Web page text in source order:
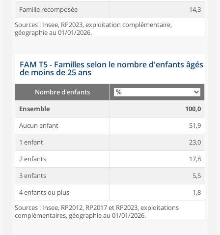
Famille recomposée
14,3
Sources : Insee, RP2023, exploitation complémentaire,
géographie au 01/01/2026.
FAM T5 - Familles selon le nombre d'enfants âgés
de moins de 25 ans
Nombre d'enfants
Ensemble
100,0
Aucun enfant
51,9
1 enfant
23,0
2 enfants
17,8
3 enfants
5,5
4 enfants ou plus
1,8
Sources : Insee, RP2012, RP2017 et RP2023, exploitations
complémentaires, géographie au 01/01/2026.